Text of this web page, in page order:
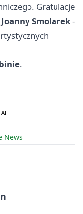
Gratulacje
Joanny Smolarek-
.
News